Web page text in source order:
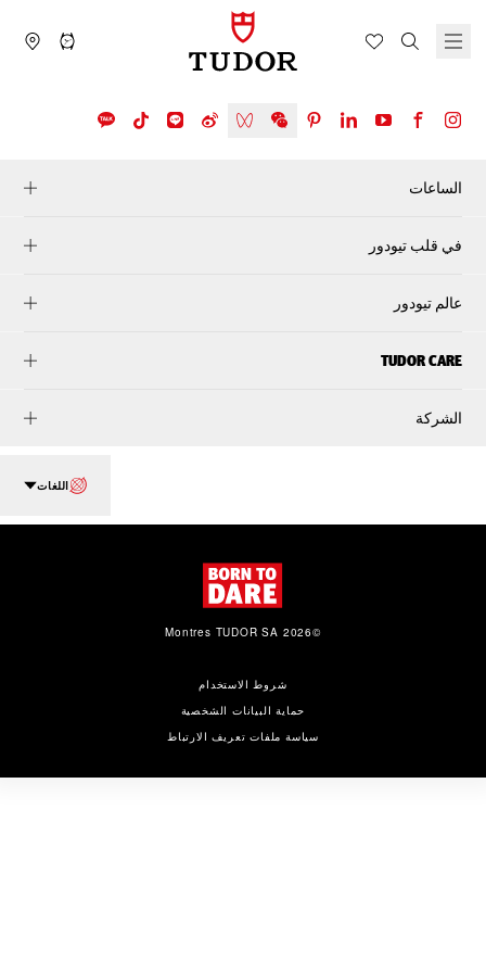
الساعات
في قلب تيودور
عالم تيودور
TUDOR CARE
الشركة
اللغات
شروط الاستخدام
حماية البيانات الشخصية
سياسة ملفات تعريف الارتباط
©2026 Montres TUDOR SA